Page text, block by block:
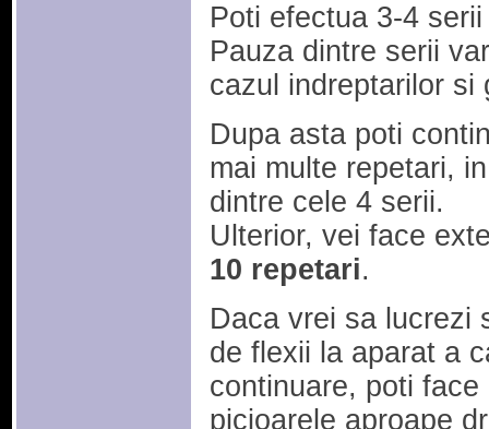
Poti efectua 3-4
Pauza dintre serii
cazul indreptarilor si
Dupa asta poti
mai multe repetari,
dintre cele 4 serii.
Ulterior, vei face
10 repetari.
Daca vrei sa lucrezi
de flexii la aparat a
continuare, poti
picioarele aproape